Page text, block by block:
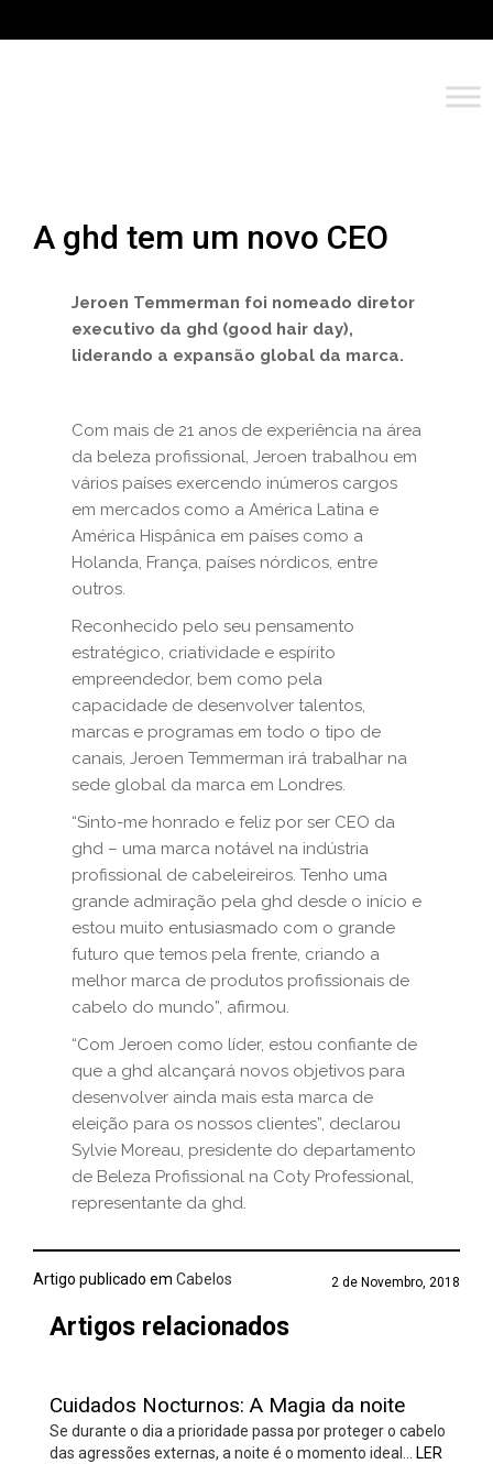
A ghd tem um novo CEO
Jeroen Temmerman foi nomeado diretor
executivo da ghd (good hair day),
liderando a expansão global da marca.
Com mais de 21 anos de experiência na área
da beleza profissional, Jeroen trabalhou em
vários países exercendo inúmeros cargos
em mercados como a América Latina e
América Hispânica em países como a
Holanda, França, países nórdicos, entre
outros.
Reconhecido pelo seu pensamento
estratégico, criatividade e espírito
empreendedor, bem como pela
capacidade de desenvolver talentos,
marcas e programas em todo o tipo de
canais, Jeroen Temmerman irá trabalhar na
sede global da marca em Londres.
“Sinto-me honrado e feliz por ser CEO da
ghd – uma marca notável na indústria
profissional de cabeleireiros. Tenho uma
grande admiração pela ghd desde o início e
estou muito entusiasmado com o grande
futuro que temos pela frente, criando a
melhor marca de produtos profissionais de
cabelo do mundo”, afirmou.
“Com Jeroen como líder, estou confiante de
que a ghd alcançará novos objetivos para
desenvolver ainda mais esta marca de
eleição para os nossos clientes”, declarou
Sylvie Moreau, presidente do departamento
de Beleza Profissional na Coty Professional,
representante da ghd.
Artigo publicado em Cabelos 2 de Novembro, 2018
Artigos relacionados
Cuidados Nocturnos: A Magia da noite
Se durante o dia a prioridade passa por proteger o cabelo
das agressões externas, a noite é o momento ideal…
LER